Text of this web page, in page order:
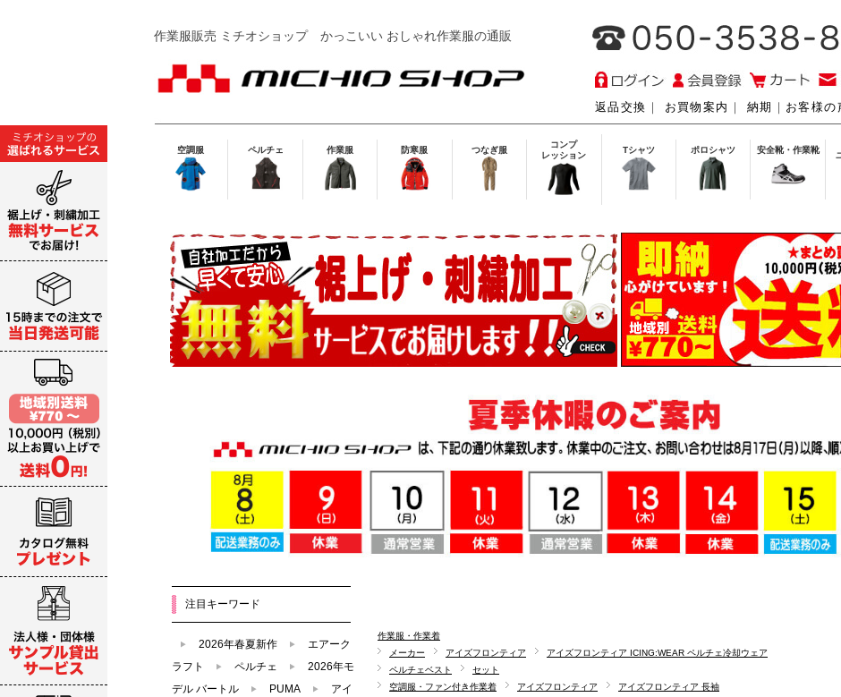
作業服販売 ミチオショップかっこいい おしゃれ作業服の通販
返品交換 ｜ お買物案内 ｜ 納期 ｜ お客様の
空調服 ペルチェ 作業服 防寒服 つなぎ服
コンプ
レッション
Tシャツ ポロシャツ 安全靴・作業靴
作業服・作業着
メーカー
アイズフロンティア
アイズフロンティア ICING:WEAR ペルチェ冷却ウェア
ペルチェベスト
セット
空調服・ファン付き作業着
アイズフロンティア
アイズフロンティア 長袖
注目キーワード
2026年春夏新作
エアーク
ラフト
ペルチェ
2026年モ
デル バートル
PUMA
アイ